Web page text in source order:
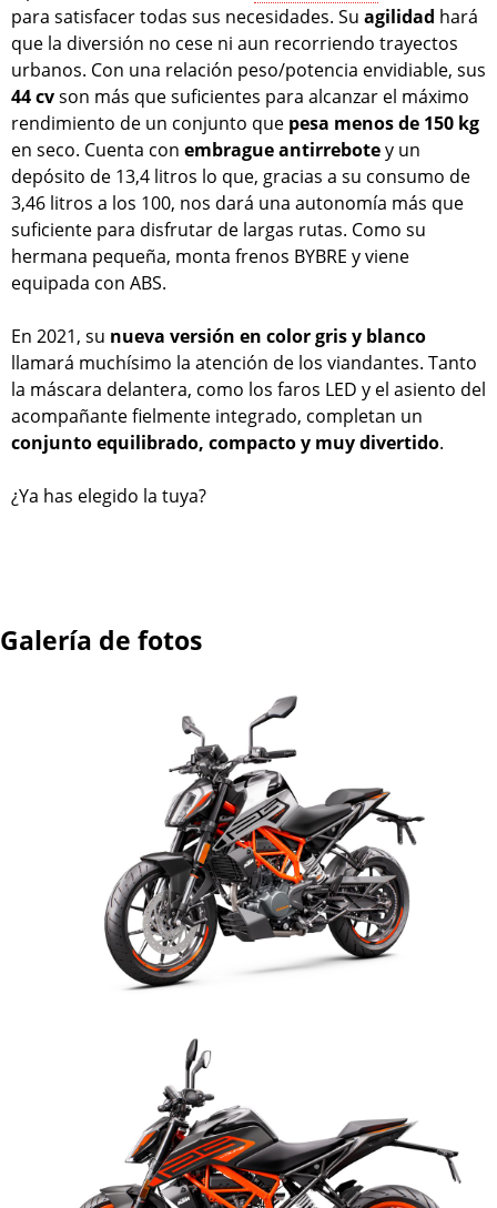
para satisfacer todas sus necesidades. Su agilidad hará
que la diversión no cese ni aun recorriendo trayectos
urbanos. Con una relación peso/potencia envidiable, sus
44 cvson más que suficientes para alcanzar el máximo
rendimiento de un conjunto que pesa menos de 150 kg
en seco. Cuenta con embrague antirrebotey un
depósito de 13,4 litros lo que, gracias a su consumo de
3,46 litros a los 100, nos dará una autonomía más que
suficiente para disfrutar de largas rutas. Como su
hermana pequeña, monta frenos BYBRE y viene
equipada con ABS.
En 2021, su nueva versión en color gris y blanco
llamará muchísimo la atención de los viandantes. Tanto
la máscara delantera, como los faros LED y el asiento del
acompañante fielmente integrado, completan un
conjunto equilibrado, compacto y muy divertido.
¿Ya has elegido la tuya?
Galería de fotos